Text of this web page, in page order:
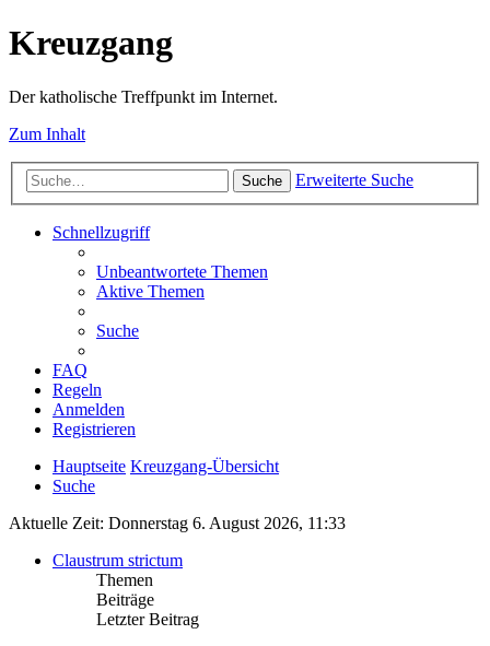
Kreuzgang
Der katholische Treffpunkt im Internet.
Zum Inhalt
Suche Erweiterte Suche
Schnellzugriff
Unbeantwortete Themen
Aktive Themen
Suche
FAQ
Regeln
Anmelden
Registrieren
Hauptseite Kreuzgang-Übersicht
Suche
Aktuelle Zeit: Donnerstag 6. August 2026, 11:33
Claustrum strictum
Themen
Beiträge
Letzter Beitrag